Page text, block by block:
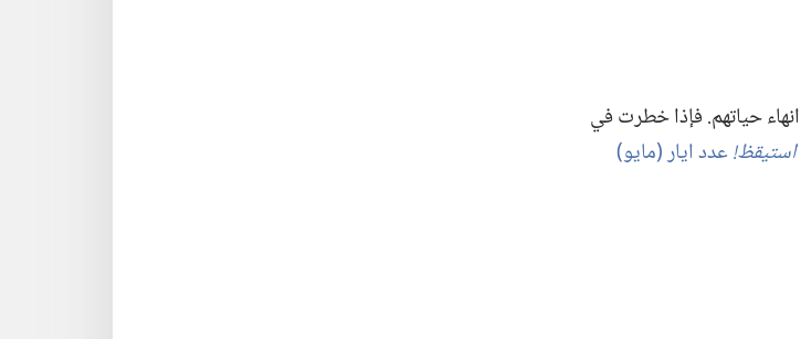
حياتهم.‏ فإذا خطرت في
استيقظ!‏عدد ايار (‏مايو)‏